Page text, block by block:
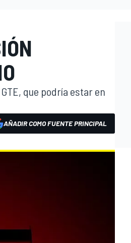
que podría estar en
AÑADIR COMO FUENTE PRINCIPAL